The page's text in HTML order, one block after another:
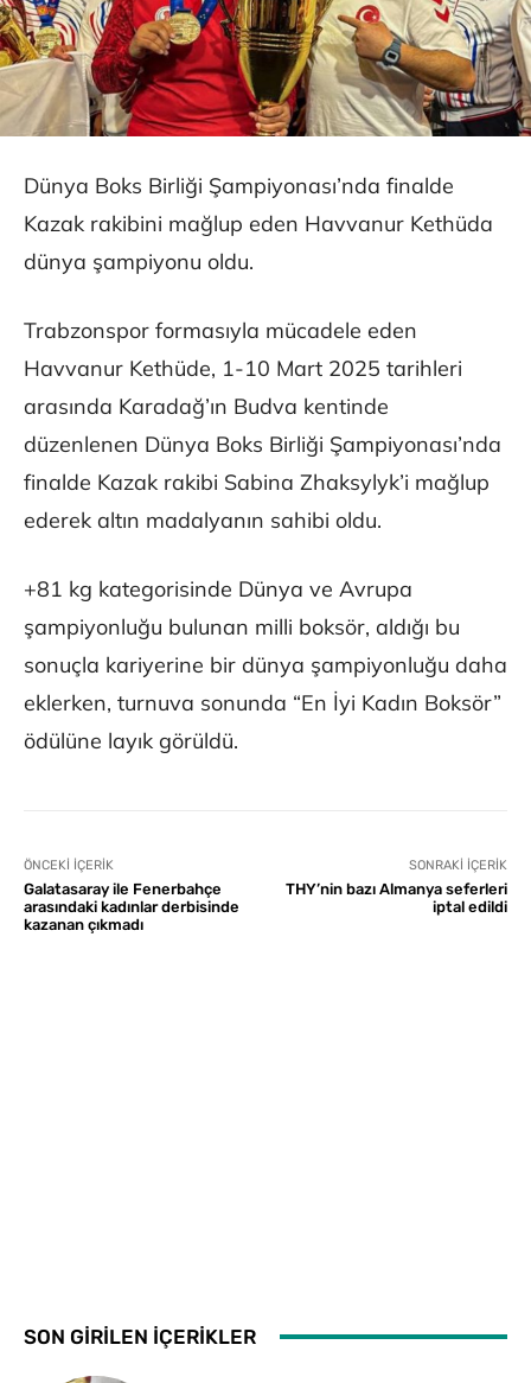
Dünya Boks Birliği Şampiyonası’nda finalde
Kazak rakibini mağlup eden Havvanur Kethüda
dünya şampiyonu oldu.
Trabzonspor formasıyla mücadele eden
Havvanur Kethüde, 1-10 Mart 2025 tarihleri
arasında Karadağ’ın Budva kentinde
düzenlenen Dünya Boks Birliği Şampiyonası’nda
finalde Kazak rakibi Sabina Zhaksylyk’i mağlup
ederek altın madalyanın sahibi oldu.
+81 kg kategorisinde Dünya ve Avrupa
şampiyonluğu bulunan milli boksör, aldığı bu
sonuçla kariyerine bir dünya şampiyonluğu daha
eklerken, turnuva sonunda “En İyi Kadın Boksör”
ödülüne layık görüldü.
ÖNCEKI İÇERIK
Galatasaray ile Fenerbahçe
arasındaki kadınlar derbisinde
kazanan çıkmadı
SONRAKI İÇERIK
THY’nin bazı Almanya seferleri
iptal edildi
SON GİRİLEN İÇERİKLER